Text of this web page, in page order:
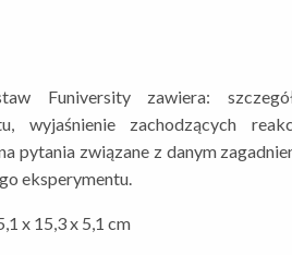
Funiversity zawiera:
wyjaśnienie zachodzących
pytania związane z danym
eksperymentu.
x 15,3 x 5,1 cm